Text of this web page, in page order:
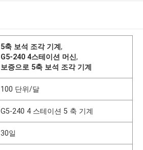
5축 보석 조각 기계,
G5-240 4스테이션 머신,
보증으로 5축 보석 조각 기계
100 단위/달
G5-240 4 스테이션 5 축 기계
30일